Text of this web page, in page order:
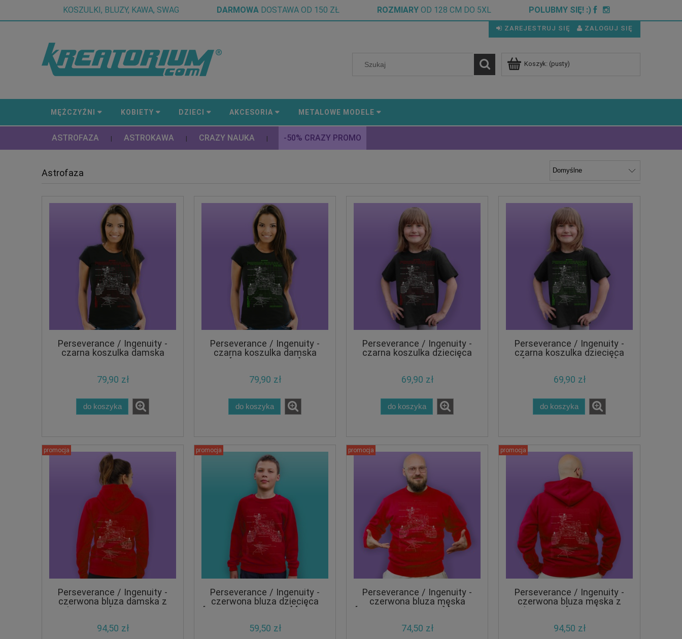
ZAREJESTRUJ SIĘ ZALOGUJ SIĘ
Koszyk: (pusty)
MĘŻCZYŹNI KOBIETY DZIECI AKCESORIA METALOWE MODELE
ASTROFAZA | ASTROKAWA | CRAZY NAUKA | -50% CRAZY PROMO
KOSZULKI, BLUZY, KAWA, SWAG DARMOWA DOSTAWA OD 150 ZŁ ROZMIARY OD 128 CM DO 5XL POLUBMY SIĘ! :)
Astrofaza
Perseverance / Ingenuity -
czarna koszulka damska
79,90 zł
do koszyka
Perseverance / Ingenuity -
czarna koszulka damska
[GREEN EDITION]
79,90 zł
do koszyka
Perseverance / Ingenuity -
czarna koszulka dziecięca
69,90 zł
do koszyka
Perseverance / Ingenuity -
czarna koszulka dziecięca
[ACID GREEN EDITION]
69,90 zł
do koszyka
Perseverance / Ingenuity -
czerwona bluza damska z
kapturem [ULTRA RED
94,50 zł
promocja
Perseverance / Ingenuity -
czerwona bluza dziecięca
[ULTRA RED EDITION] [CRAZY
59,50 zł
promocja
Perseverance / Ingenuity -
czerwona bluza męska
[ULTRA RED EDITION] [CRAZY
74,50 zł
promocja
Perseverance / Ingenuity -
czerwona bluza męska z
kapturem [ULTRA RED
94,50 zł
promocja